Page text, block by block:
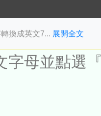
換成英文7... 展開全文